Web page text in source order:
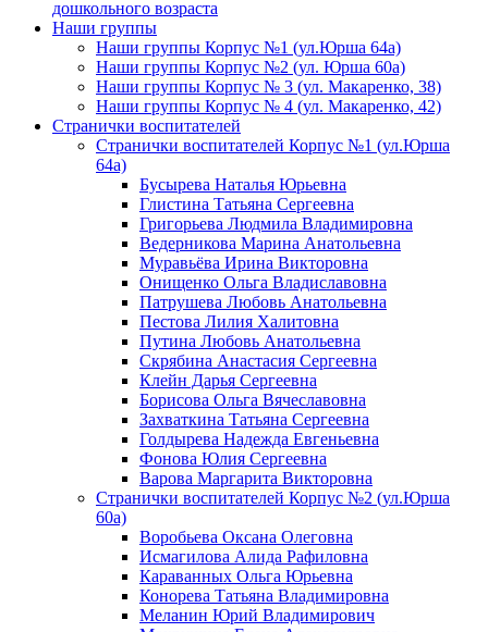
дошкольного возраста
Наши группы
Наши группы Корпус №1 (ул.Юрша 64а)
Наши группы Корпус №2 (ул. Юрша 60а)
Наши группы Корпус № 3 (ул. Макаренко, 38)
Наши группы Корпус № 4 (ул. Макаренко, 42)
Странички воспитателей
Странички воспитателей Корпус №1 (ул.Юрша
64а)
Бусырева Наталья Юрьевна
Глистина Татьяна Сергеевна
Григорьева Людмила Владимировна
Ведерникова Марина Анатольевна
Муравьёва Ирина Викторовна
Онищенко Ольга Владиславовна
Патрушева Любовь Анатольевна
Пестова Лилия Халитовна
Путина Любовь Анатольевна
Скрябина Анастасия Сергеевна
Клейн Дарья Сергеевна
Борисова Ольга Вячеславовна
Захваткина Татьяна Сергеевна
Голдырева Надежда Евгеньевна
Фонова Юлия Сергеевна
Варова Маргарита Викторовна
Странички воспитателей Корпус №2 (ул.Юрша
60а)
Воробьева Оксана Олеговна
Исмагилова Алида Рафиловна
Караванных Ольга Юрьевна
Конорева Татьяна Владимировна
Меланин Юрий Владимирович